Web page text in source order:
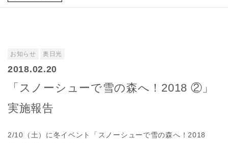
お知らせ 奥日光
2018.02.20
「スノーシューで雪の森へ！2018 ②」
実施報告
2/10（土）に冬イベント「スノーシューで雪の森へ！2018